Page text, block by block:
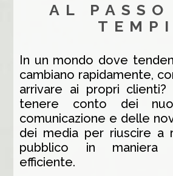
AL PASSO
TEMPI
In un mondo dove
cambiano rapidamente,
arrivare ai propri clienti?
tenere conto dei
comunicazione e delle
dei media per riuscire a
pubblico in maniera
efficiente.